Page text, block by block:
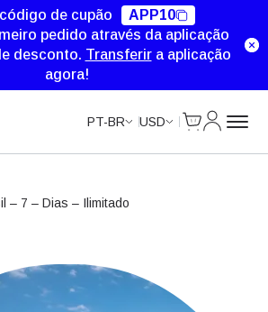
código de cupão
APP10
pedido através da aplicação
desconto. Transferira aplicação
agora!
PT-BR USD
– 7 – Dias – Ilimitado
Unlimited Data
Unlimited Data
Unlimited Data